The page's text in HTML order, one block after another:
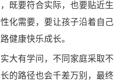
既要符合实际，也要贴近生
化需要，要让孩子沿着自己
健康快乐成长。
大有学问，不同家庭采取不
的路径也会千差万别，最终